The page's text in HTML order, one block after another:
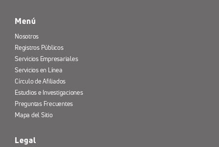
Menú
Nosotros
Registros Públicos
Servicios Empresariales
Servicios en Línea
Círculo de Afiliados
Estudios e Investigaciones
Preguntas Frecuentes
Mapa del Sitio
Legal